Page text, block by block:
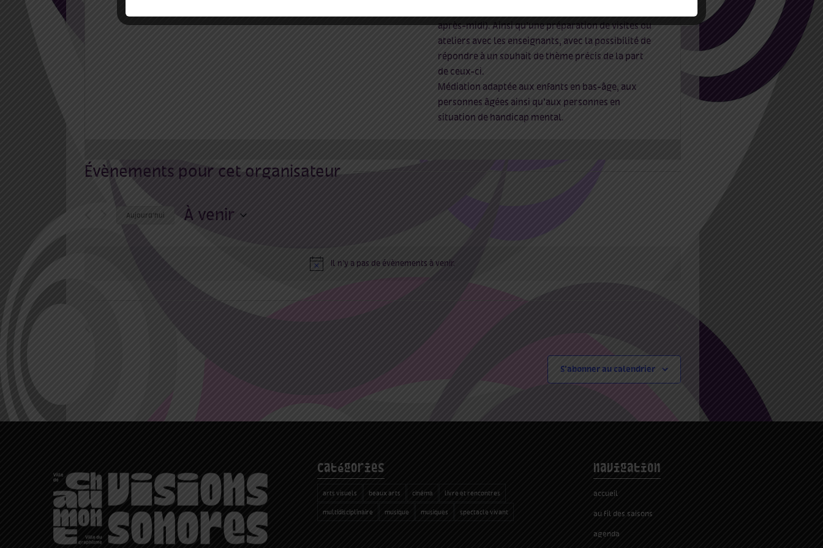
Il n’y a pas de évènements à venir.
après-midi).Ainsi qu’une préparation devisites ou
ateliers avec les enseignants, avec la possibilité de
répondre à un souhait de thème précis de la part
de ceux-ci.
Médiation adaptée aux enfants en bas-âge, aux
personnes âgées ainsi qu’aux personnes en
situation de handicap mental.
Évènements pour cet organisateur
Aujourd'hui À venir
Sélectionnez
précédents
S’abonner au calendrier
catégories
arts visuels beaux arts cinéma livre et rencontres
multidisciplinaire musique musiques spectacle vivant
navigation
accueil
au fil des saisons
agenda